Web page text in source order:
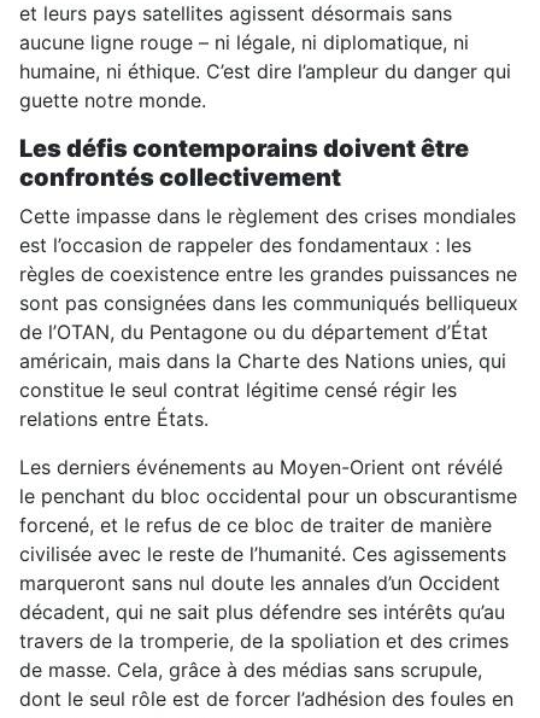
et leurs pays satellites agissent désormais sans
aucune ligne rouge – ni légale, ni diplomatique, ni
humaine, ni éthique. C’est dire l’ampleur du danger qui
guette notre monde.
Les défis contemporains doivent être
confrontés collectivement
Cette impasse dans le règlement des crises mondiales
est l’occasion de rappeler des fondamentaux : les
règles de coexistence entre les grandes puissances ne
sont pas consignées dans les communiqués belliqueux
de l’OTAN, du Pentagone ou du département d’État
américain, mais dans la Charte des Nations unies, qui
constitue le seul contrat légitime censé régir les
relations entre États.
Les derniers événements au Moyen-Orient ont révélé
le penchant du bloc occidental pour un obscurantisme
forcené, et le refus de ce bloc de traiter de manière
civilisée avec le reste de l’humanité. Ces agissements
marqueront sans nul doute les annales d’un Occident
décadent, qui ne sait plus défendre ses intérêts qu’au
travers de la tromperie, de la spoliation et des crimes
de masse. Cela, grâce à des médias sans scrupule,
dont le seul rôle est de forcer l’adhésion des foules en